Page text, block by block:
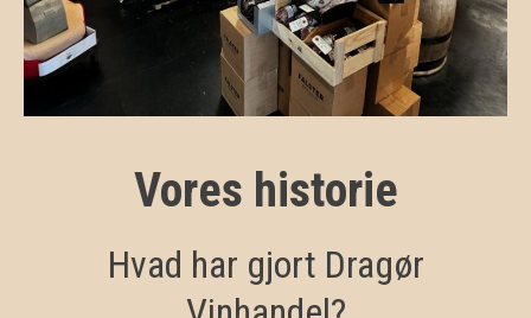
Vores historie
Hvad har gjort Dragør